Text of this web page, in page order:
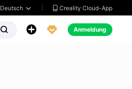
Deutsch   Creality Cloud-App
   Anmeldung